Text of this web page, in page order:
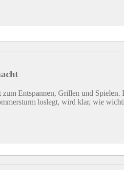
Entspannen, Grillen und
loslegt, wird klar, wie